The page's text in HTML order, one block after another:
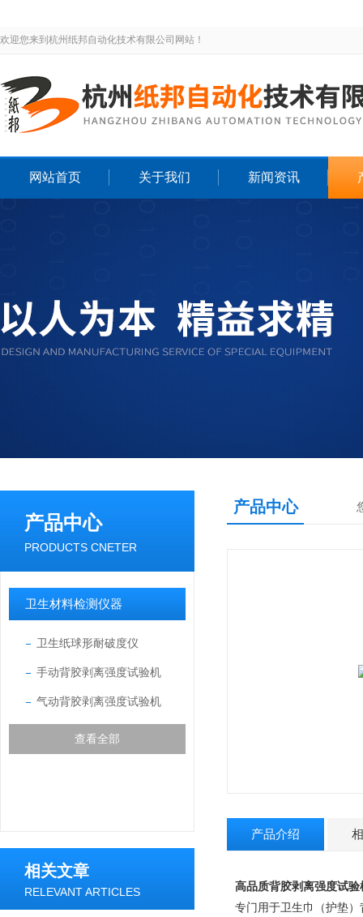
欢迎您来到杭州纸邦自动化技术有限公司网站！
网站首页 关于我们 新闻资讯
产品中心
PRODUCTS CNETER
卫生材料检测仪器
卫生纸球形耐破度仪
手动背胶剥离强度试验机
气动背胶剥离强度试验机
查看全部
相关文章
RELEVANT ARTICLES
产品中心
产品介绍
高品质背胶剥离强度试验
专门用于卫生巾（护垫